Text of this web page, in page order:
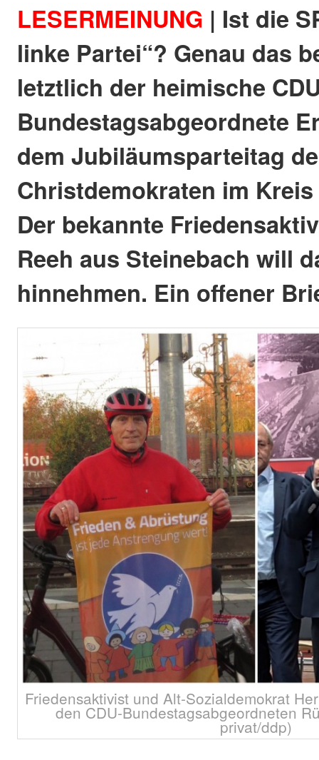
LESERMEINUNG | Ist die
linke Partei“? Genau das
letztlich der heimische
Bundestagsabgeordnete
dem Jubiläumsparteitag
Christdemokraten im
Der bekannte
Reeh aus Steinebach will
hinnehmen. Ein offener
Friedensaktivist und Alt-Sozialdemokrat
den CDU-Bundestagsabgeordneten
privat/ddp)